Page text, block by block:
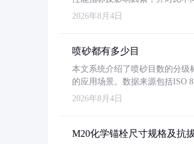
2026年8月4日
喷砂都有多少目
本文系统介绍了喷砂目数的分级
的应用场景。数据来源包括ISO
2026年8月4日
M20化学锚栓尺寸规格及抗